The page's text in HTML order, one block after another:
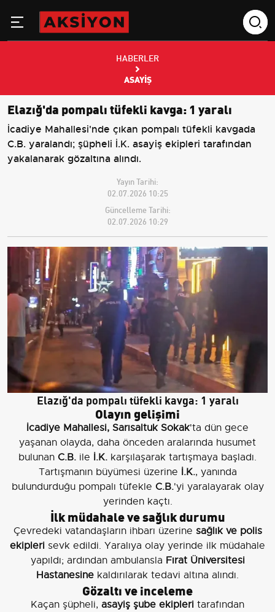
HABERLER
ASAYIŞ
Elazığ'da pompalı tüfekli kavga: 1 yaralı
İcadiye Mahallesi'nde çıkan pompalı tüfekli kavgada
C.B. yaralandı; şüpheli İ.K. asayiş ekipleri tarafından
yakalanarak gözaltına alındı.
Yayın Tarihi:
02.07.2026 10:25
Güncelleme Tarihi:
02.07.2026 10:29
Elazığ'da pompalı tüfekli kavga: 1 yaralı
Olayın gelişimi
İcadiye Mahallesi, Sarısaltuk Sokak'ta dün gece
yaşanan olayda, daha önceden aralarında husumet
bulunan C.B. ile İ.K. karşılaşarak tartışmaya başladı.
Tartışmanın büyümesi üzerine İ.K., yanında
bulundurduğu pompalı tüfekle C.B.'yi yaralayarak olay
yerinden kaçtı.
İlk müdahale ve sağlık durumu
Çevredeki vatandaşların ihbarı üzerine sağlık ve polis
ekipleri sevk edildi. Yaralıya olay yerinde ilk müdahale
yapıldı; ardından ambulansla Fırat Üniversitesi
Hastanesine kaldırılarak tedavi altına alındı.
Gözaltı ve inceleme
Kaçan şüpheli, asayiş şube ekipleri tarafından